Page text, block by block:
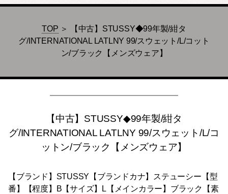
TOP ＞ 【中古】STUSSY◆99年製/紺タ
グ/INTERNATIONAL LATLNY 99/スウェット/L/コット
ン/ブラック【メンズウェア】
【中古】STUSSY◆99年製/紺タ
グ/INTERNATIONAL LATLNY 99/スウェット/L/コ
ットン/ブラック【メンズウェア】
【ブランド】STUSSY【ブランドカナ】ステューシー【型
番】【程度】B【サイズ】L【メインカラー】ブラック【素